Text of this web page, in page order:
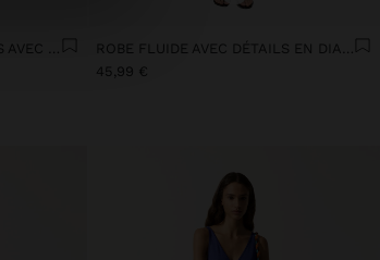
ROBE TEXTURES COMBINÉES AVEC POCHES
ROBE FLUIDE AVEC DÉTAILS EN DIAGONALE
45,99 €